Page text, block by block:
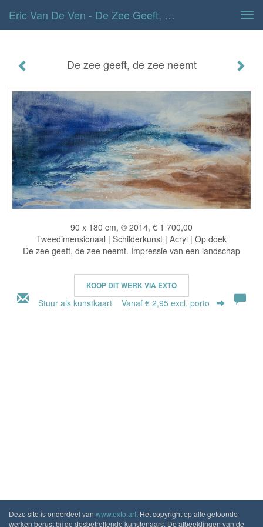
Eric Van De Ven - De Zee Geeft, De Zee Neemt
De zee geeft, de zee neemt
90 x 180 cm, © 2014, € 1 700,00
Tweedimensionaal | Schilderkunst | Acryl | Op doek
De zee geeft, de zee neemt. Impressie van een landschap
KOOP DIT WERK VIA EXTO
Stuur als kunstkaart Vanaf € 2,95 excl. porto
Deze site is onderdeel van www.exto.art. Het copyright op alle getoonde
werken berust bij de desbetreffende kunstenaars. De afbeeldingen van de